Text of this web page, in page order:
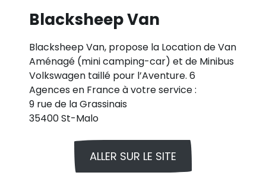
Blacksheep Van
Blacksheep Van, propose la Location de Van
Aménagé (mini camping-car) et de Minibus
Volkswagen taillé pour l’Aventure. 6
Agences en France à votre service :
9 rue de la Grassinais
35400 St-Malo
ALLER SUR LE SITE